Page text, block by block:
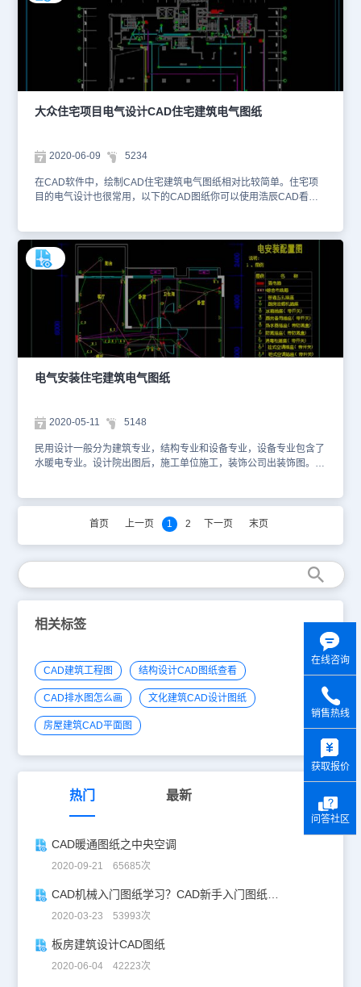
大众住宅项目电气设计CAD住宅建筑电气图纸
2020-06-09 5234
在CAD软件中，绘制CAD住宅建筑电气图纸相对比较简单。住宅项
目的电气设计也很常用，以下的CAD图纸你可以使用浩辰CAD看图
习。1、一层照明平面图 2、二层照明平面图 3、三层照明平面
图 4、四~十四层照明平面图 5、十五~十八层照明平面图
电气安装住宅建筑电气图纸
2020-05-11 5148
民用设计一般分为建筑专业，结构专业和设备专业，设备专业包含了
水暖电专业。设计院出图后，施工单位施工，装饰公司出装饰图。最
了平面和安装两个图纸。你可以使用浩辰CAD软件进行查看，便于参
考。本素材仅用于互相学习资料，请勿商用。更多图纸库资源可访问
首页 上一页 1 2 下一页 末页
相关标签
CAD建筑工程图 结构设计CAD图纸查看
CAD排水图怎么画 文化建筑CAD设计图纸
房屋建筑CAD平面图
热门 最新
CAD暖通图纸之中央空调
2020-09-21 65685次
CAD机械入门图纸学习？CAD新手入门图纸练习
2020-03-23 53993次
板房建筑设计CAD图纸
2020-06-04 42223次
在线咨询
销售热线
获取报价
问答社区